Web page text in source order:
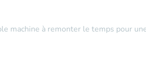
machine à remonter le temps pour